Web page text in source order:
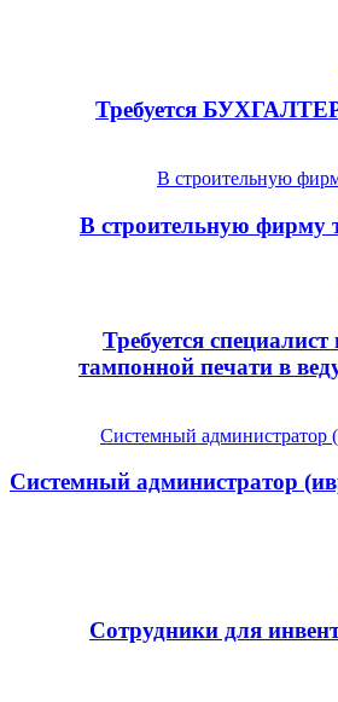
Требуется
В строительную фирму
Требуется
тампонной печати в
Системный администратор
Сотрудники для